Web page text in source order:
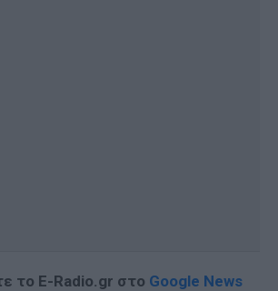
το E-Radio.gr στο Google News